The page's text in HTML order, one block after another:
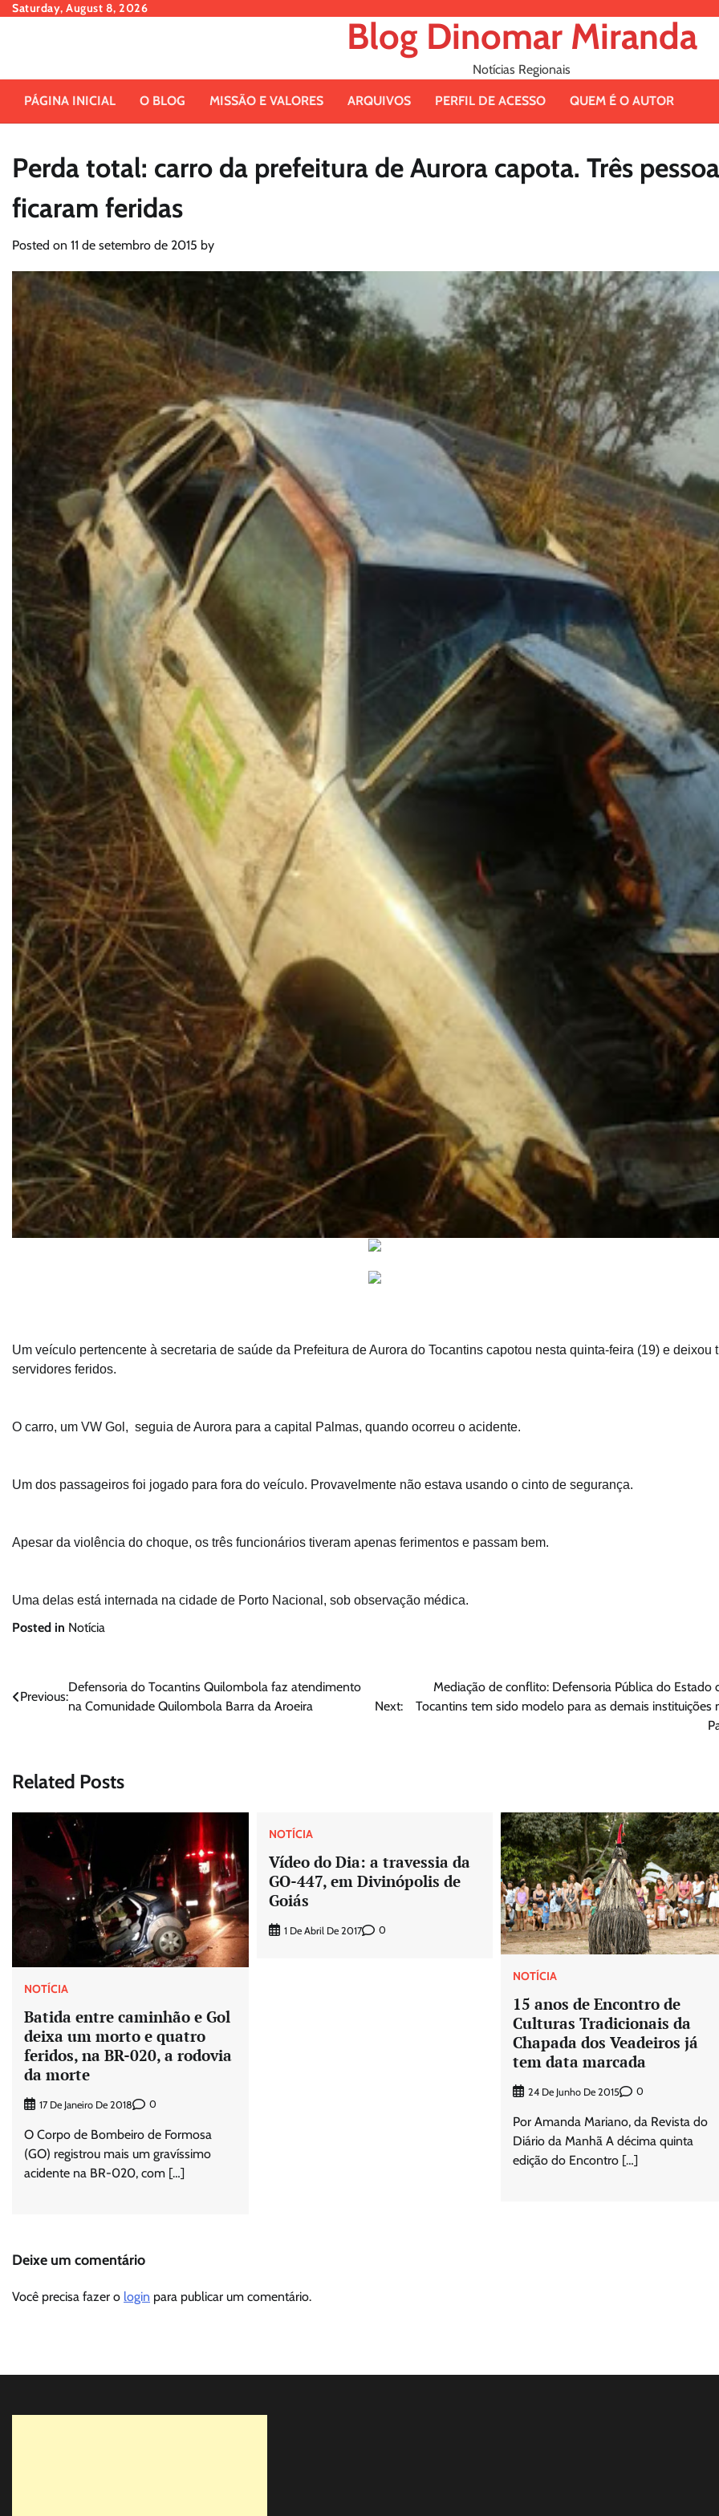
SkipSaturday, August 8, 2026
Blog Dinomar Miranda
Notícias Regionais
PÁGINA INICIAL O BLOG MISSÃO E VALORES ARQUIVOS PERFIL DE ACESSO QUEM É O AUTOR
Perda total: carro da prefeitura de Aurora capota. Três
ficaram feridas
Posted on 11 de setembro de 2015 by
Um veículo pertencente à secretaria de saúde da Prefeitura de Aurora do Tocantins capotou nesta quinta-feira (19) e deixou
servidores feridos.
O carro, um VW Gol, seguia de Aurora para a capital Palmas, quando ocorreu o acidente.
Um dos passageiros foi jogado para fora do veículo. Provavelmente não estava usando o cinto de segurança.
Apesar da violência do choque, os três funcionários tiveram apenas ferimentos e passam bem.
Uma delas está internada na cidade de Porto Nacional, sob observação médica.
Posted in Notícia
Navegação
Previous:
Defensoria do Tocantins Quilombola faz atendimento
na Comunidade Quilombola Barra da Aroeira
Next:
Mediação de conflito: Defensoria Pública do Estado
Tocantins tem sido modelo para as demais instituições
Related Posts
NOTÍCIA
Batida entre caminhão e Gol
deixa um morto e quatro
feridos, na BR-020, a rodovia
da morte
17 De Janeiro De 2018 0
O Corpo de Bombeiro de Formosa
(GO) registrou mais um gravíssimo
acidente na BR-020, com […]
NOTÍCIA
Vídeo do Dia: a travessia da
GO-447, em Divinópolis de
Goiás
1 De Abril De 2017 0
NOTÍCIA
15 anos de Encontro de
Culturas Tradicionais da
Chapada dos Veadeiros já
tem data marcada
24 De Junho De 2015 0
Por Amanda Mariano, da Revista do
Diário da Manhã A décima quinta
edição do Encontro […]
Deixe um comentário
Você precisa fazer o login para publicar um comentário.